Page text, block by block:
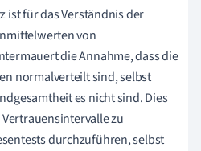
ist für das Verständnis der
von
die Annahme, dass die
normalverteilt sind, selbst
es nicht sind. Dies
zu
durchzuführen, selbst